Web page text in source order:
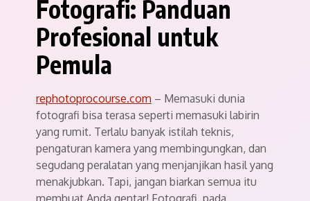
Fotografi: Panduan
Profesional untuk
Pemula
rephotoprocourse.com – Memasuki dunia
fotografi bisa terasa seperti memasuki labirin
yang rumit. Terlalu banyak istilah teknis,
pengaturan kamera yang membingungkan, dan
segudang peralatan yang menjanjikan hasil yang
menakjubkan. Tapi, jangan biarkan semua itu